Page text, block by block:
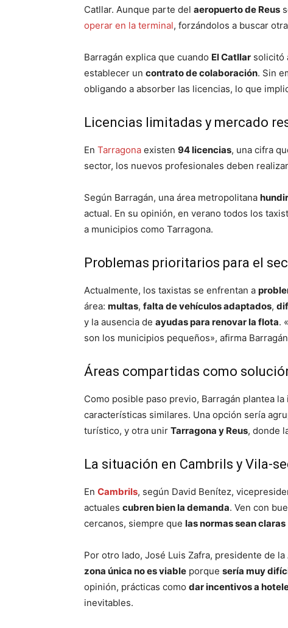
Catllar. Aunque parte del aeropuerto de Reus
operar en la terminal, forzándolos a buscar
Barragán explica que cuando El Catllar solicitó
establecer un contrato de colaboración. Sin
obligando a absorber las licencias, lo que
Licencias limitadas y mercado
En Tarragona existen 94 licencias, una cifra
sector, los nuevos profesionales deben
Según Barragán, una área metropolitana
actual. En su opinión, en verano todos los
a municipios como Tarragona.
Problemas prioritarios para el
Actualmente, los taxistas se enfrentan a
área: multas, falta de vehículos adaptados,
y la ausencia de ayudas para renovar la flota. «
son los municipios pequeños», afirma
Áreas compartidas como
Como posible paso previo, Barragán plantea la
características similares. Una opción sería
turístico, y otra unir Tarragona y Reus, donde
La situación en Cambrils y Vila-
En Cambrils, según David Benítez,
actuales cubren bien la demanda. Ven con
cercanos, siempre que las normas sean claras
Por otro lado, José Luis Zafra, presidente de
zona única no es viable porque sería muy
opinión, prácticas como dar incentivos a
inevitables.